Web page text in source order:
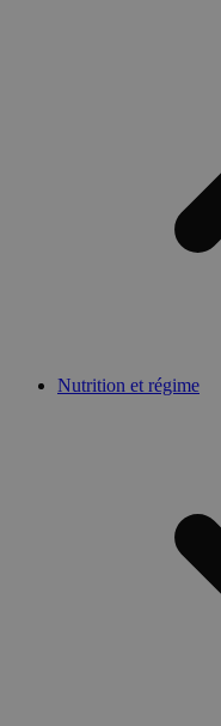
Nutrition et régime